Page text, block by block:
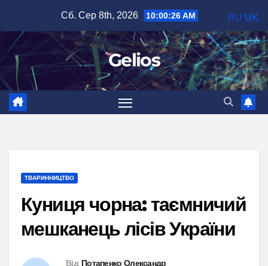
вмісту
Сб. Сер 8th, 2026 10:00:27 AM
Gelios
ТВАРИННИЦТВО
Куниця чорна: таємничий
мешканець лісів України
Від Потапенко Олександр
RU UK